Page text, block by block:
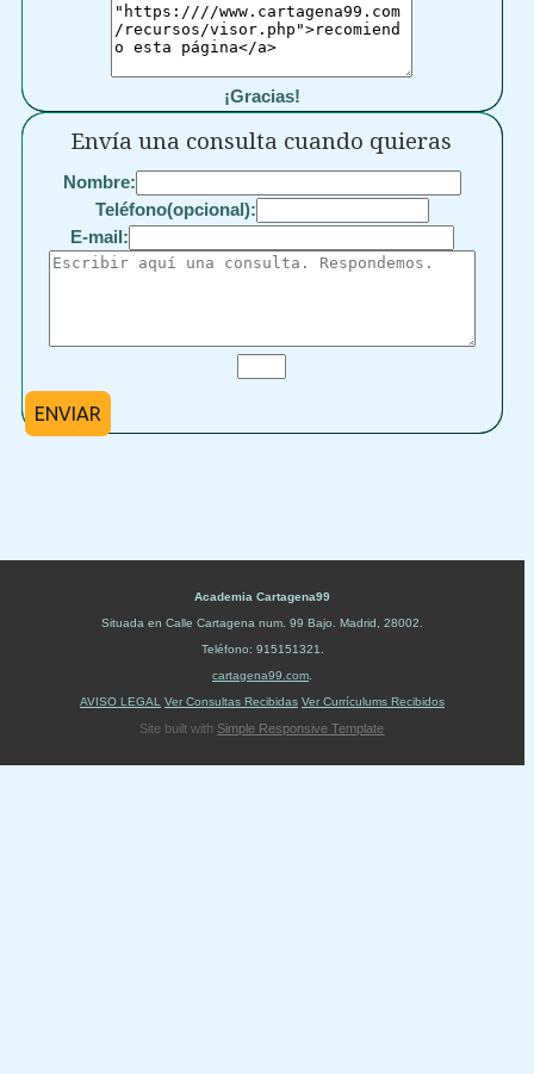
¡Gracias!
Envía una consulta cuando quieras
Nombre:
Teléfono(opcional):
E-mail:
ENVIAR
Academia Cartagena99
Situada en Calle Cartagena num. 99 Bajo Madrid 28002
Teléfono: 915151321
cartagena99.com
AVISO LEGAL
Ver Consultas Recibidas Ver Currículums Recibidos
Site built with Simple Responsive Template